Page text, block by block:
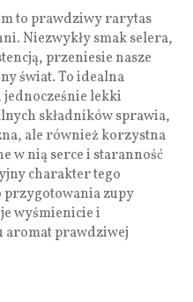
to prawdziwy rarytas
Niezwykły smak selera,
przeniesie nasze
świat. To idealna
jednocześnie lekki
składników sprawia,
ale również korzystna
w nią serce i staranność
charakter tego
przygotowania zupy
wyśmienicie i
aromat prawdziwej